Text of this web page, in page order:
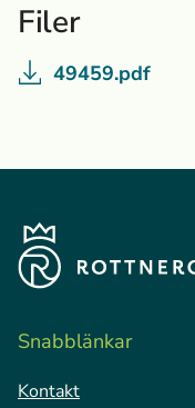
Filer
49459.pdf
Snabblänkar
Kontakt